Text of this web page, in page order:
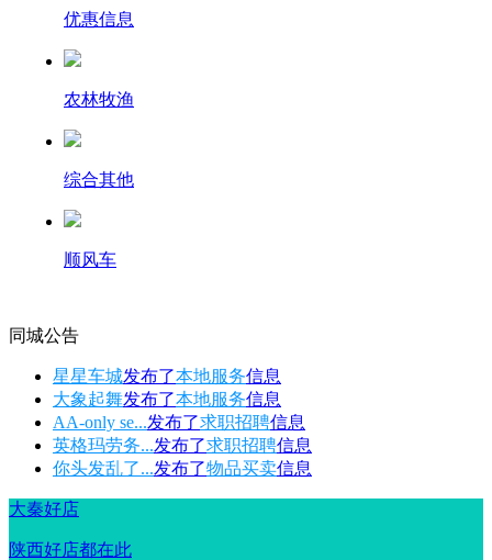
优惠信息
农林牧渔
综合其他
顺风车
同城公告
星星车城发布了本地服务信息
大象起舞发布了本地服务信息
AA-only se...发布了求职招聘信息
英格玛劳务...发布了求职招聘信息
你头发乱了...发布了物品买卖信息
大秦好店
陕西好店都在此